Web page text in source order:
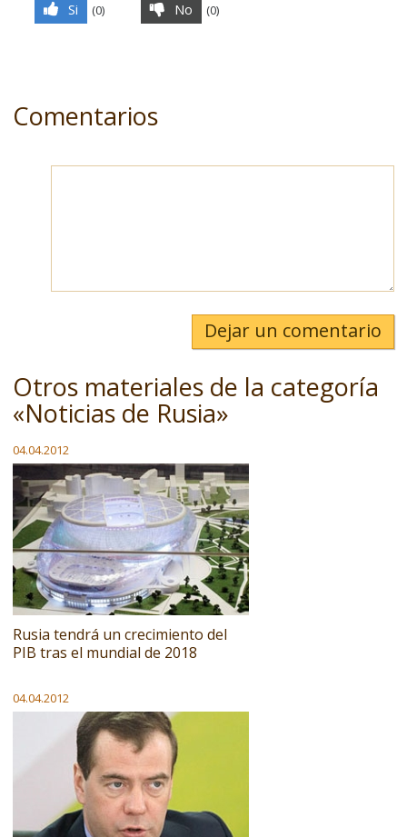
Si (0) No (0)
Comentarios
Dejar un comentario
Otros materiales de la categoría
«Noticias de Rusia»
04.04.2012
Rusia tendrá un crecimiento del
PIB tras el mundial de 2018
04.04.2012